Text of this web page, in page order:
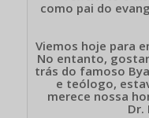
como pai do
Viemos hoje para
No entanto,
trás do famoso
e teólogo,
merece nossa
Dr.